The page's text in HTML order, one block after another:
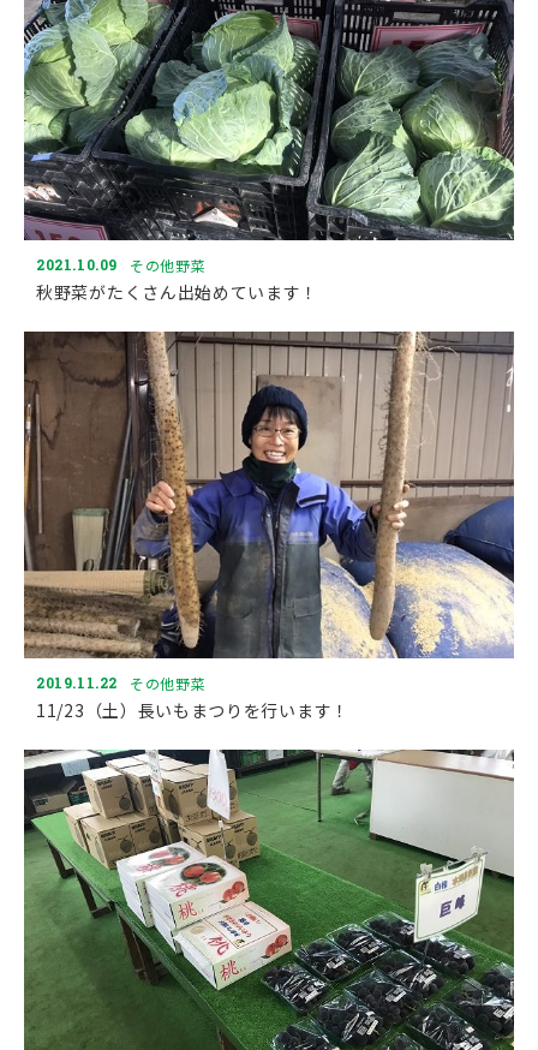
2021.10.09 その他野菜
秋野菜がたくさん出始めています！
2019.11.22 その他野菜
11/23（土）長いもまつりを行います！